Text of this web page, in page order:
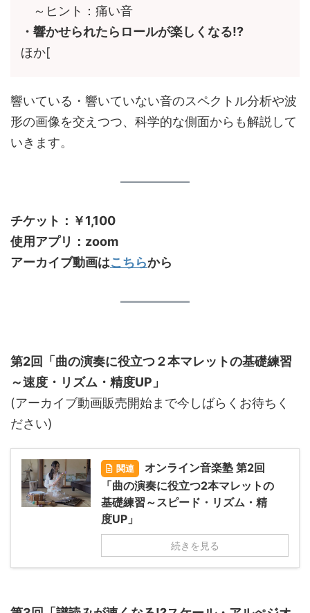
～ヒント：痛い音
・響かせられたらロールが楽しくなる!?
ほか[
響いている・響いていない音のスペクトル分析や波
形の画像を交えつつ、科学的な側面からも解説して
いきます。
チケット：￥1,100
使用アプリ：zoom
アーカイブ動画はこちらから
第2回「曲の演奏に役立つ２本マレットの基礎練習
～速度・リズム・精度UP」
(アーカイブ動画販売開始まで今しばらくお待ちく
ださい)
関連
オンライン音楽塾 第2回
「曲の演奏に役立つ2本マレットの
基礎練習～スピード・リズム・精
度UP」
続きを見る